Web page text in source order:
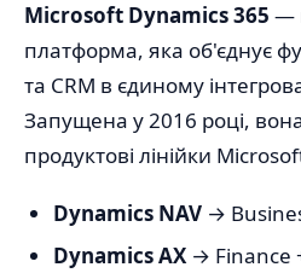
Microsoft Dynamics 365 —
платформа, яка об'єднує
та CRM в єдиному
Запущена у 2016 році,
продуктові лінійки
Dynamics NAV →
Dynamics AX → Finance